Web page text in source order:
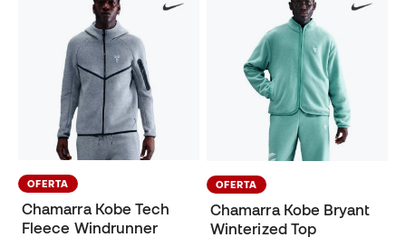
OFERTA
Chamarra Kobe Tech
Fleece Windrunner
OFERTA
Chamarra Kobe Bryant
Winterized Top